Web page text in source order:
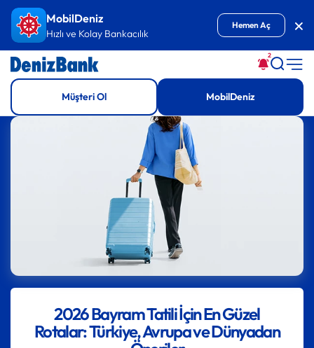
İçeriğe GitMobilDeniz
Hızlı ve Kolay Bankacılık
Hemen Aç
2
Müşteri Ol MobilDeniz
2026 Bayram Tatili İçin En Güzel
Rotalar: Türkiye, Avrupa ve Dünyadan